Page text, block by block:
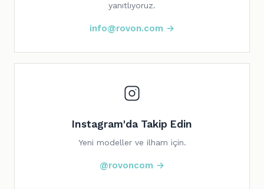
yanıtlıyoruz.
info@rovon.com →
Instagram'da Takip Edin
Yeni modeller ve ilham için.
@rovoncom →